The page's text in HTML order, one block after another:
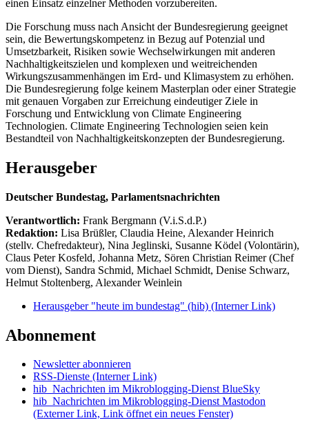
einen Einsatz einzelner Methoden vorzubereiten.
Die Forschung muss nach Ansicht der Bundesregierung geeignet
sein, die Bewertungskompetenz in Bezug auf Potenzial und
Umsetzbarkeit, Risiken sowie Wechselwirkungen mit anderen
Nachhaltigkeitszielen und komplexen und weitreichenden
Wirkungszusammenhängen im Erd- und Klimasystem zu erhöhen.
Die Bundesregierung folge keinem Masterplan oder einer Strategie
mit genauen Vorgaben zur Erreichung eindeutiger Ziele in
Forschung und Entwicklung von Climate Engineering
Technologien. Climate Engineering Technologien seien kein
Bestandteil von Nachhaltigkeitskonzepten der Bundesregierung.
Herausgeber
Deutscher Bundestag, Parlamentsnachrichten
Verantwortlich: Frank Bergmann (V.i.S.d.P.)
Redaktion: Lisa Brüßler, Claudia Heine, Alexander Heinrich
(stellv. Chefredakteur), Nina Jeglinski, Susanne Ködel (Volontärin),
Claus Peter Kosfeld, Johanna Metz, Sören Christian Reimer (Chef
vom Dienst), Sandra Schmid, Michael Schmidt, Denise Schwarz,
Helmut Stoltenberg, Alexander Weinlein
Herausgeber "heute im bundestag" (hib) (Interner Link)
Abonnement
Newsletter abonnieren
RSS-Dienste (Interner Link)
hib_Nachrichten im Mikroblogging-Dienst BlueSky
hib_Nachrichten im Mikroblogging-Dienst Mastodon
(Externer Link, Link öffnet ein neues Fenster)